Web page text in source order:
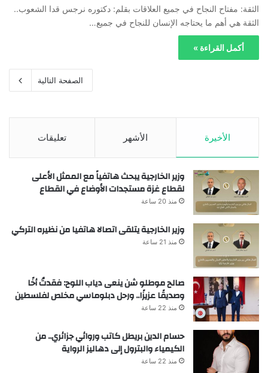
الثقة: مفتاح النجاح في جميع العلاقات بقلم: دكتوره نرجس قدا الشعوب..
الثقة هي أهم ما يحتاجه الإنسان للنجاح في جميع…
أكمل القراءة »
الصفحة التالية
الأخيرة الأشهر تعليقات
وزير الخارجية يبحث هاتفياً مع الممثل الأعلى
لقطاع غزة مستجدات الأوضاع في القطاع
منذ 20 ساعة
وزير الخارجية يتلقى اتصالا هاتفيا من نظيره التركي
منذ 21 ساعة
صالح موطلو شن ينعى دياب اللوح: فقدتُ أخًا
وصديقًا عزيزًا.. ورحل دبلوماسي مخلص لفلسطين
منذ 22 ساعة
حسام الدين بريطل كاتب وروائي جزائري.. من
الكيمياء والبترول إلى دهاليز الرواية
منذ 22 ساعة